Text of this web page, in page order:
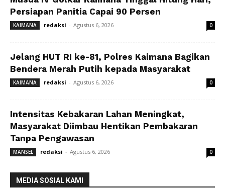
Persiapan Panitia Capai 90 Persen
KAIMANA redaksi - Agustus 6, 2026 0
Jelang HUT RI ke-81, Polres Kaimana Bagikan
Bendera Merah Putih kepada Masyarakat
KAIMANA redaksi - Agustus 6, 2026 0
Intensitas Kebakaran Lahan Meningkat,
Masyarakat Diimbau Hentikan Pembakaran
Tanpa Pengawasan
MANSEL redaksi - Agustus 6, 2026 0
MEDIA SOSIAL KAMI